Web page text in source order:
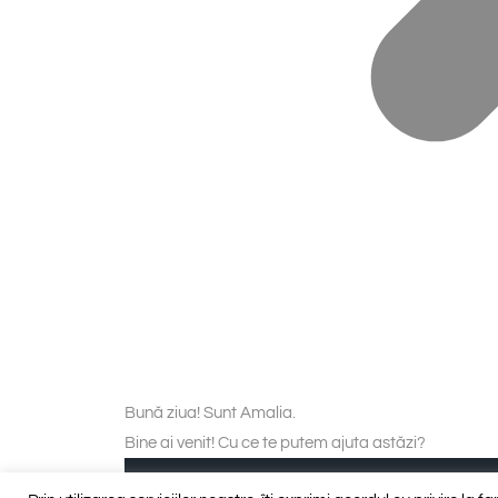
Bună ziua! Sunt Amalia.
Bine ai venit! Cu ce te putem ajuta astăzi?